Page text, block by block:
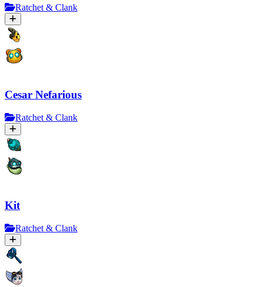
Ratchet & Clank
Cesar Nefarious
Ratchet & Clank
Kit
Ratchet & Clank